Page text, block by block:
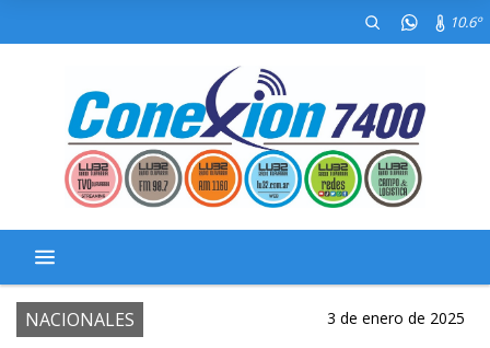
10.6º
NACIONALES 3 de enero de 2025